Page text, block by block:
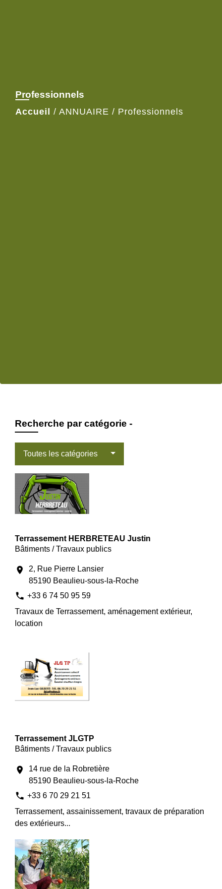
Professionnels
Accueil / ANNUAIRE / Professionnels
Recherche par catégorie -
Toutes les catégories
Terrassement HERBRETEAU Justin
Bâtiments / Travaux publics
location_on
2, Rue Pierre Lansier
85190 Beaulieu-sous-la-Roche
phone +33 6 74 50 95 59
Travaux de Terrassement, aménagement extérieur,
location
Terrassement JLGTP
Bâtiments / Travaux publics
location_on
14 rue de la Robretière
85190 Beaulieu-sous-la-Roche
phone +33 6 70 29 21 51
Terrassement, assainissement, travaux de préparation
des extérieurs...